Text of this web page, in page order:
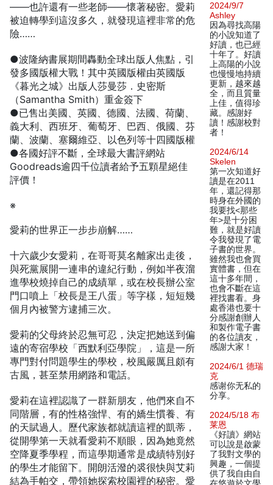
——也許還有一些老師——懷著秘密。愛莉
被迫轉學到這沒多久，就發現這裡非常的危
險……
●波隆納書展期間轟動全球出版人焦點，引
發多國版權大戰！其中英國版權由英國版
《暮光之城》出版人莎曼莎．史密斯
（Samantha Smith）重金簽下
●已售出美國、英國、德國、法國、荷蘭、
義大利、西班牙、葡萄牙、巴西、俄國、芬
蘭、波蘭、塞爾維亞、以色列等十四國版權
●各國好評不斷，全球最大書評網站
Goodreads逾四千位讀者給予五顆星絕佳
評價！
※
愛莉的世界正一步步崩解……
十六歲少女愛莉，在哥哥莫名離家出走後，
與死黨展開一連串的違紀行動，例如半夜溜
進學校燒掉自己的成績單，或在校長辦公室
門口噴上「校長是王八蛋」等字樣，短短幾
個月內被警方逮捕三次。
愛莉的父母終於忍無可忍，決定把她送到偏
遠的寄宿學校「西默利亞學院」，這是一所
專門對付問題學生的學校，校風嚴厲且頗有
古風，甚至禁用網路和電話。
愛莉在這裡認識了一群新朋友，他們來自不
同階層，有的性格強悍、有的嬌生慣養、有
的天賦過人。歷代家族都就讀這裡的凱蒂，
從開學第一天就看愛莉不順眼，因為她竟然
空降夏季學程，而這學期通常是成績特別好
的學生才能留下。開朗活潑的裘很快與艾莉
結為手帕交，帶領她探索校園裡的秘密。愛
2024/9/7
Ashley
因為尋找高陽
的小說知道了
好讀，也已經
十年了。好讀
上高陽的小說
也慢慢地持續
更新，越來越
全，而且質量
上佳，值得珍
藏。感謝好
讀！感謝校對
者！
2024/6/14
Skelen
第一次知道好
讀是在2011
年，還記得那
時身在外國的
我要找<那些
年>是十分困
難，就是好讀
令我發現了電
子書的世界。
雖然我也會買
實體書，但在
這十多年間，
也會不斷在這
裡找書看。身
處香港也要十
分感謝創辦人
和製作電子書
的各位讀友，
感謝大家！
2024/6/1 德瑞
克
感谢你无私的
分享。
2024/5/18 布
莱恩
《好讀》網站
可以說是啟蒙
了我對文學的
興趣，一個提
供了我自由自